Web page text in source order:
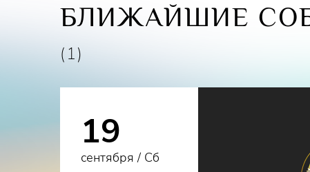
БЛИЖАЙШИЕ
(1)
19
сентября / Сб